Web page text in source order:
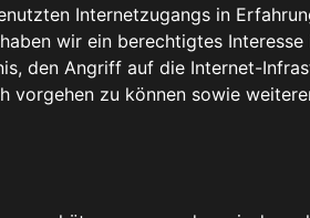
Internetzugangs in
wir ein berechtigtes
den Angriff auf die Internet-
zu können sowie